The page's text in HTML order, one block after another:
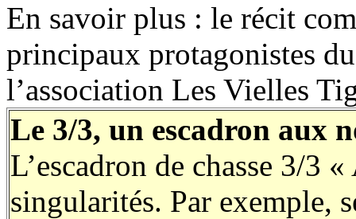
En savoir plus : le récit
principaux protagonistes
l’association Les Vielles
Le 3/3, un escadron aux
L’escadron de chasse 3/3
singularités. Par exemple,